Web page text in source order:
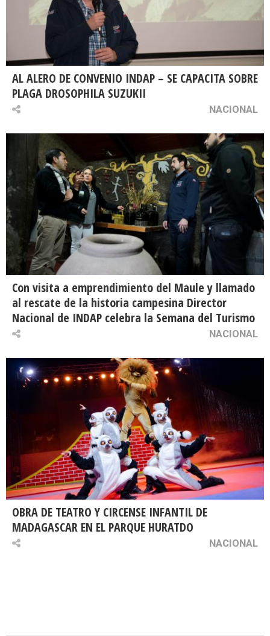
AL ALERO DE CONVENIO INDAP – SE CAPACITA SOBRE
PLAGA DROSOPHILA SUZUKII
NACIONAL
Con visita a emprendimiento del Maule y llamado
al rescate de la historia campesina Director
Nacional de INDAP celebra la Semana del Turismo
NACIONAL
OBRA DE TEATRO Y CIRCENSE INFANTIL DE
MADAGASCAR EN EL PARQUE HURATDO
NACIONAL